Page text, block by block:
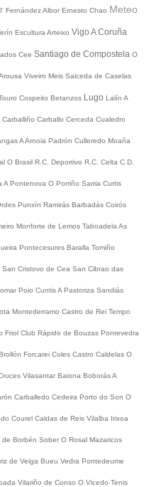
Fernández Albor Ernesto Chao Meteo
Escultura Arteixo Vigo A Coruña
Cee Santiago de Compostela O
Viveiro Meis Salceda de Caselas
Cospeito Betanzos Lugo Lalín A
Carballiño Carballo Cerceda Cualedro
A Arnoia Padrón Culleredo Moaña
O Brasil R.C. Deportivo R.C. Celta C.D.
A Pontenova O Porriño Sarria Curtis
Punxín Ramirás Barbadás Coirós
Monforte de Lemos Taboadela As
Pontecesures Baralla Tomiño
San Cristovo de Cea San Cibrao das
Poio CuntisA Pastoriza Sandiás
Montederramo Castro de Rei Tempo
Friol Club Rápido de Bouzas Pontevedra
Forcarei Coles Castro Caldelas O
Vilasantar Baiona BoborásA
Carballedo Cedeira Porto do Son O
Courel Caldas de Reis Vilalba Irixoa
de Borbén Sober O Rosal Mazaricos
de Veiga Bueu Vedra Pontedeume
Vilariño de Conso O Vicedo Tenis